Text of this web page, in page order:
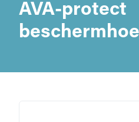
AVA-protect